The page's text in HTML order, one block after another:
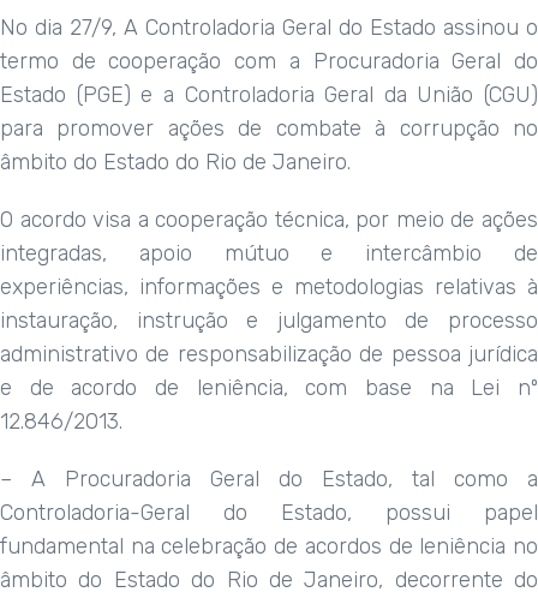
No dia 27/9, A Controladoria Geral do Estado assinou o
termo de cooperação com a Procuradoria Geral do
Estado (PGE) e a Controladoria Geral da União (CGU)
para promover ações de combate à corrupção no
âmbito do Estado do Rio de Janeiro.
O acordo visa a cooperação técnica, por meio de ações
integradas, apoio mútuo e intercâmbio de
experiências, informações e metodologias relativas à
instauração, instrução e julgamento de processo
administrativo de responsabilização de pessoa jurídica
e de acordo de leniência, com base na Lei nº
12.846/2013.
– A Procuradoria Geral do Estado, tal como a
Controladoria-Geral do Estado, possui papel
fundamental na celebração de acordos de leniência no
âmbito do Estado do Rio de Janeiro, decorrente do